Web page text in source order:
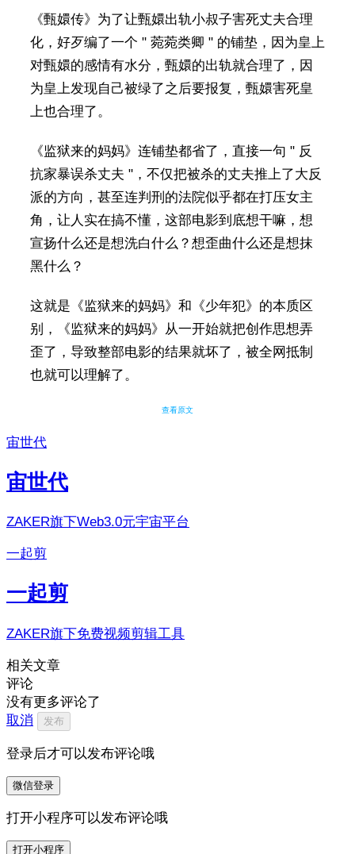
《甄嬛传》为了让甄嬛出轨小叔子害死丈夫合理
化，好歹编了一个 " 菀菀类卿 " 的铺垫，因为皇上
对甄嬛的感情有水分，甄嬛的出轨就合理了，因
为皇上发现自己被绿了之后要报复，甄嬛害死皇
上也合理了。
《监狱来的妈妈》连铺垫都省了，直接一句 " 反
抗家暴误杀丈夫 "，不仅把被杀的丈夫推上了大反
派的方向，甚至连判刑的法院似乎都在打压女主
角，让人实在搞不懂，这部电影到底想干嘛，想
宣扬什么还是想洗白什么？想歪曲什么还是想抹
黑什么？
这就是《监狱来的妈妈》和《少年犯》的本质区
别，《监狱来的妈妈》从一开始就把创作思想弄
歪了，导致整部电影的结果就坏了，被全网抵制
也就可以理解了。
查看原文
宙世代
宙世代
ZAKER旗下Web3.0元宇宙平台
一起剪
一起剪
ZAKER旗下免费视频剪辑工具
相关文章
评论
没有更多评论了
取消
发布
登录后才可以发布评论哦
微信登录
打开小程序可以发布评论哦
打开小程序